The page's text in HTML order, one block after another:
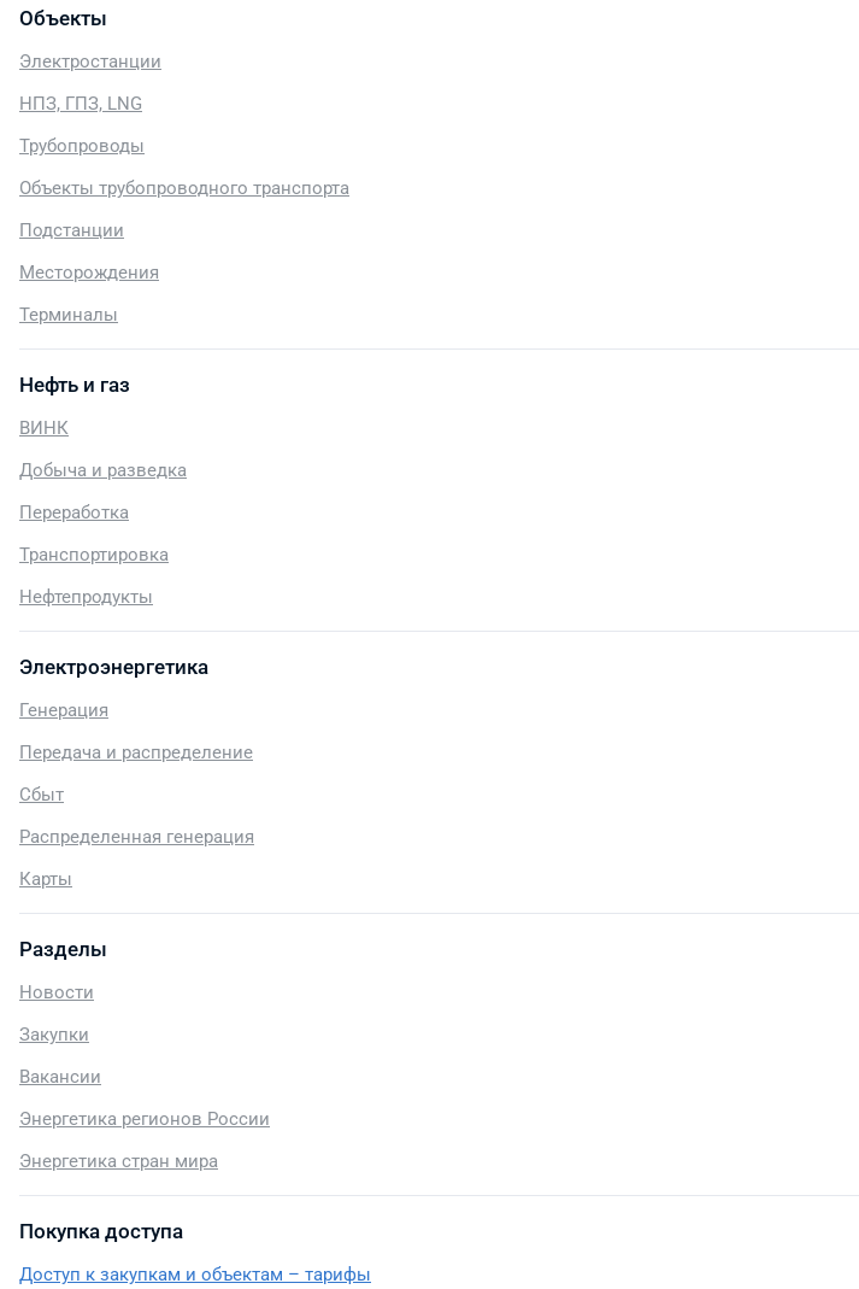
Объекты
Электростанции
НПЗ, ГПЗ, LNG
Трубопроводы
Объекты трубопроводного транспорта
Подстанции
Месторождения
Терминалы
Нефть и газ
ВИНК
Добыча и разведка
Переработка
Транспортировка
Нефтепродукты
Электроэнергетика
Генерация
Передача и распределение
Сбыт
Распределенная генерация
Карты
Разделы
Новости
Закупки
Вакансии
Энергетика регионов России
Энергетика стран мира
Покупка доступа
Доступ к закупкам и объектам – тарифы